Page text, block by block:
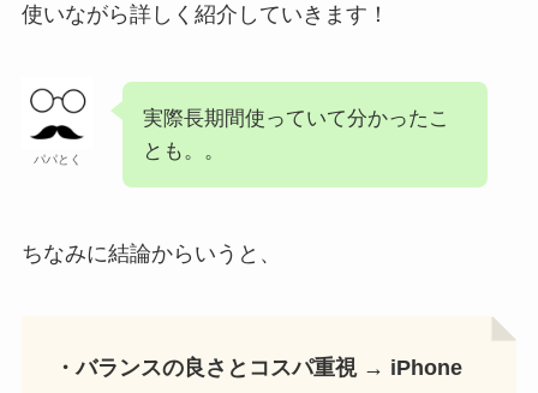
使いながら詳しく紹介していきます！
パパとく
実際長期間使っていて分かったこ
とも。。
ちなみに結論からいうと、
・バランスの良さとコスパ重視 → iPhone